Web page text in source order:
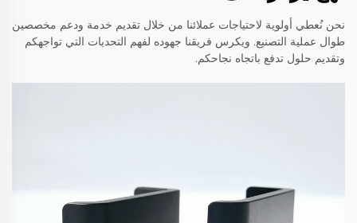
نحن نُعطي أولوية لاحتياجات عملائنا من خلال تقديم خدمة ودعم مخصصين
طوال عملية التصنيع. ويكرس فريقنا جهوده لفهم التحديات التي تواجهكم
وتقديم حلول تدفع باتجاه نجاحكم.